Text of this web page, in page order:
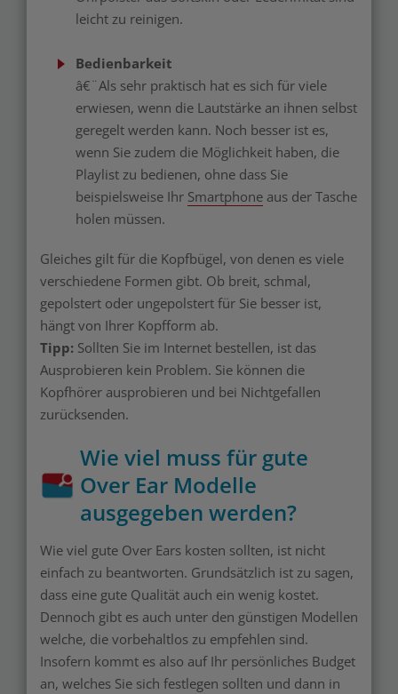
leicht zu reinigen.
Bedienbarkeit
â€¨Als sehr praktisch hat es sich für viele
erwiesen, wenn die Lautstärke an ihnen selbst
geregelt werden kann. Noch besser ist es,
wenn Sie zudem die Möglichkeit haben, die
Playlist zu bedienen, ohne dass Sie
beispielsweise Ihr Smartphone aus der Tasche
holen müssen.
Gleiches gilt für die Kopfbügel, von denen es viele
verschiedene Formen gibt. Ob breit, schmal,
gepolstert oder ungepolstert für Sie besser ist,
hängt von Ihrer Kopfform ab.
Tipp: Sollten Sie im Internet bestellen, ist das
Ausprobieren kein Problem. Sie können die
Kopfhörer ausprobieren und bei Nichtgefallen
zurücksenden.
Wie viel muss für gute
Over Ear Modelle
ausgegeben werden?
Wie viel gute Over Ears kosten sollten, ist nicht
einfach zu beantworten. Grundsätzlich ist zu sagen,
dass eine gute Qualität auch ein wenig kostet.
Dennoch gibt es auch unter den günstigen Modellen
welche, die vorbehaltlos zu empfehlen sind.
Insofern kommt es also auf Ihr persönliches Budget
an, welches Sie sich festlegen sollten und dann in